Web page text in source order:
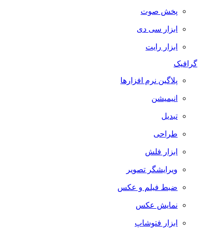
پخش صوت
ابزار سی دی
ابزار رایت
گرافیک
پلاگین نرم افزارها
انیمیشن
تبدیل
طراحی
ابزار فلش
ویرایشگر تصویر
ضبط فيلم و عكس
نمایش عکس
ابزار فتوشاپ